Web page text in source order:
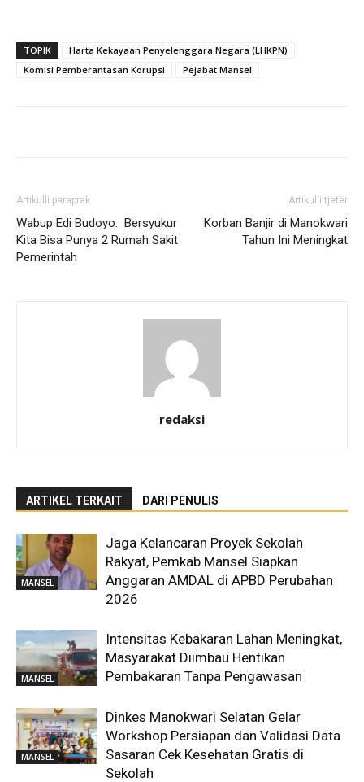
TOPIK
Harta Kekayaan Penyelenggara Negara (LHKPN)
Komisi Pemberantasan Korupsi
Pejabat Mansel
Artikulli paraprak
Wabup Edi Budoyo: Bersyukur
Kita Bisa Punya 2 Rumah Sakit
Pemerintah
Artikulli tjetër
Korban Banjir di Manokwari
Tahun Ini Meningkat
redaksi
ARTIKEL TERKAIT DARI PENULIS
MANSEL
Jaga Kelancaran Proyek Sekolah
Rakyat, Pemkab Mansel Siapkan
Anggaran AMDAL di APBD Perubahan
2026
MANSEL
Intensitas Kebakaran Lahan Meningkat,
Masyarakat Diimbau Hentikan
Pembakaran Tanpa Pengawasan
MANSEL
Dinkes Manokwari Selatan Gelar
Workshop Persiapan dan Validasi Data
Sasaran Cek Kesehatan Gratis di
Sekolah